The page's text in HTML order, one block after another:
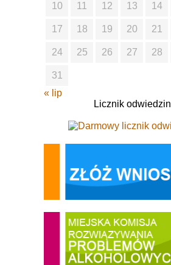
10 11 12 13 14
17 18 19 20 21
24 25 26 27 28
31
« lip
Licznik odwiedzin